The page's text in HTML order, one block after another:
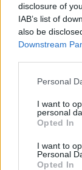
disclosure of
IAB’s list of
also be
Downstream
Personal
I want to
personal
Opted In
I want to
Personal
Opted In